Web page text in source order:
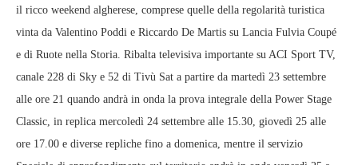
il ricco weekend algherese, comprese quelle della regolarità turistica
vinta da Valentino Poddi e Riccardo De Martis su Lancia Fulvia Coupé
e di Ruote nella Storia. Ribalta televisiva importante su ACI Sport TV,
canale 228 di Sky e 52 di Tivù Sat a partire da martedì 23 settembre
alle ore 21 quando andrà in onda la prova integrale della Power Stage
Classic, in replica mercoledì 24 settembre alle 15.30, giovedì 25 alle
ore 17.00 e diverse repliche fino a domenica, mentre il servizio